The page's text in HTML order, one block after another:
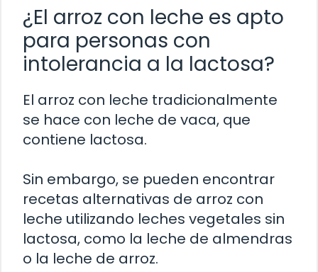
¿El arroz con leche es apto
para personas con
intolerancia a la lactosa?
El arroz con leche tradicionalmente
se hace con leche de vaca, que
contiene lactosa.
Sin embargo, se pueden encontrar
recetas alternativas de arroz con
leche utilizando leches vegetales sin
lactosa, como la leche de almendras
o la leche de arroz.